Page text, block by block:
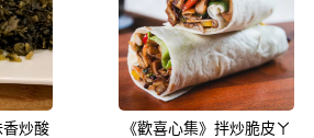
香炒酸
《歡喜心集》拌炒脆皮ㄚ